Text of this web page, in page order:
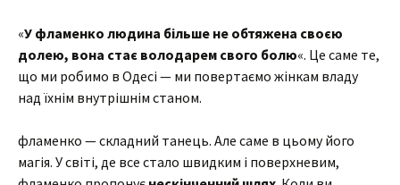
«У фламенко людина більше не обтяжена своєю
долею, вона стає володарем свого болю«. Це саме те,
що ми робимо в Одесі — ми повертаємо жінкам владу
над їхнім внутрішнім станом.
фламенко — складний танець. Але саме в цьому його
магія. У світі, де все стало швидким і поверхневим,